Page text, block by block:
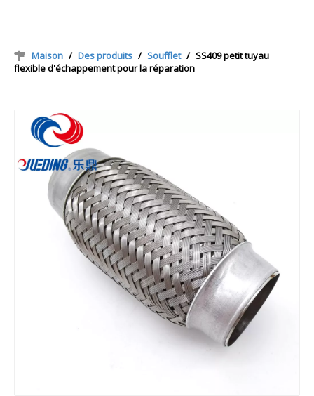
Maison / Des produits / Soufflet / SS409 petit tuyau
flexible d'échappement pour la réparation